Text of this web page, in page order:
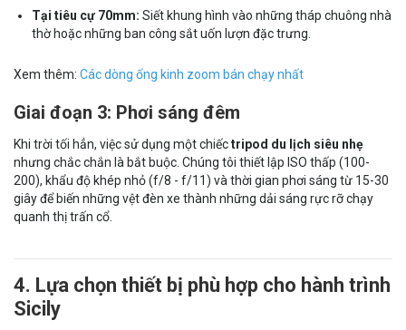
Tại tiêu cự 70mm: Siết khung hình vào những tháp chuông nhà
thờ hoặc những ban công sắt uốn lượn đặc trưng.
Xem thêm: Các dòng ống kinh zoom bán chạy nhất
Giai đoạn 3: Phơi sáng đêm
Khi trời tối hẳn, việc sử dụng một chiếctripod du lịch siêu nhẹ
nhưng chắc chắn là bắt buộc. Chúng tôi thiết lập ISO thấp (100-
200), khẩu độ khép nhỏ (f/8 - f/11) và thời gian phơi sáng từ 15-30
giây để biến những vệt đèn xe thành những dải sáng rực rỡ chạy
quanh thị trấn cổ.
4. Lựa chọn thiết bị phù hợp cho hành trình
Sicily